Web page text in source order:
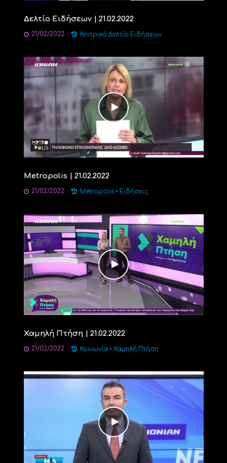
Δελτίο Ειδήσεων | 21.02.2022
21/02/2022 Κεντρικό Δελτίο Ειδήσεων
Metropolis | 21.02.2022
21/02/2022 Metropolis • Ειδήσεις
Χαμηλή Πτήση | 21.02.2022
21/02/2022 Κοινωνία • Χαμηλή Πτήση